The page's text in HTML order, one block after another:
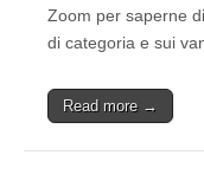
Zoom per saperne
di categoria e sui
Read more →